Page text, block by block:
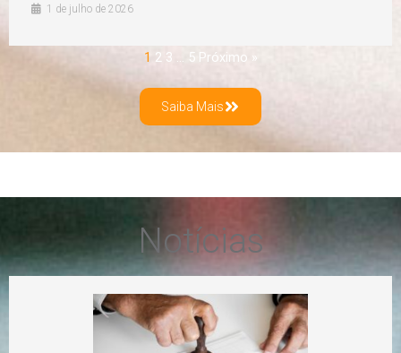
1 de julho de 2026
1 2 3 … 5 Próximo »
Saiba Mais
Notícias